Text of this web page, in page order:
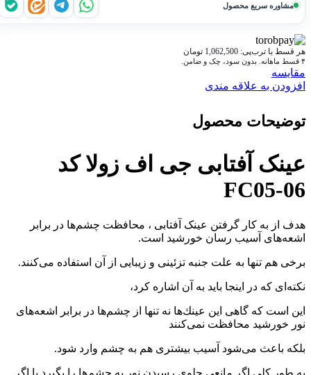
مشاوره سریع محصول واتساپتلگرامایتا بله
هر قسط با ترب‌پی: 1,062,500 تومان
۴ قسط ماهانه. بدون سود، چک و ضامن.
مقايسه
افزودن به علاقه مندی
توضیحات محصول
عینک آفتابی جی اف زولا کد
FC05-06
هدف از به كار گرفتن عینک آفتابی ، محافظت چشم‌ها در برابر
اشعه‌های آسیب‌ رسان خورشید است‏‏‏.‏‏‏
برخی هم تنها به علت جنبه تزئینی و زیبایی از آن استفاده می‌كنند‏‏‏.‏‏‏
نكته‌ای‌ كه در اینجا باید به آن اشاره كرد،
این است كه گاهی این عینك‌ها نه تنها از چشم‌ها در برابر اشعه‌های
نور خورشید محافظت نمی‌كنند
بلكه باعث می‌شود آسیب بیشتری هم به چشم وارد شود‏‏‏.‏‏‏
به طور كلی اگر مانعی جلوی رسیدن نور به چشم‌ها را بگیرد یا اگر